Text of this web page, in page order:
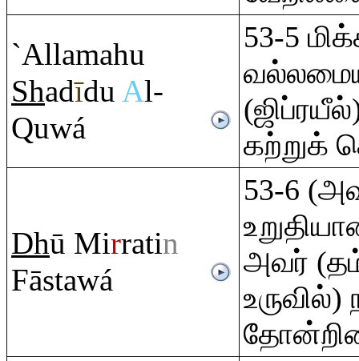
`Allamahu
Shadīdu Al-
Quwá
53-5
கற்றுக்
Dhū Mirratin
Fāstawá
53-6
அவர்